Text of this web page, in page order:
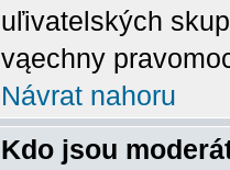
uľivatelských
vąechny
Návrat nahoru
Kdo jsou